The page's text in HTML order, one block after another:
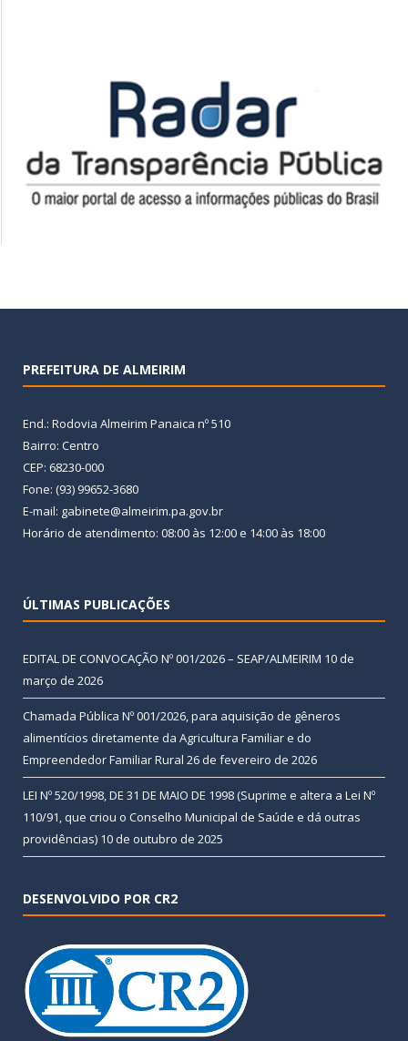
PREFEITURA DE ALMEIRIM
End.: Rodovia Almeirim Panaica nº 510
Bairro: Centro
CEP: 68230-000
Fone: (93) 99652-3680
E-mail: gabinete@almeirim.pa.gov.br
Horário de atendimento: 08:00 às 12:00 e 14:00 às 18:00
ÚLTIMAS PUBLICAÇÕES
EDITAL DE CONVOCAÇÃO Nº 001/2026 – SEAP/ALMEIRIM 10 de
março de 2026
Chamada Pública Nº 001/2026, para aquisição de gêneros
alimentícios diretamente da Agricultura Familiar e do
Empreendedor Familiar Rural 26 de fevereiro de 2026
LEI Nº 520/1998, DE 31 DE MAIO DE 1998 (Suprime e altera a Lei Nº
110/91, que criou o Conselho Municipal de Saúde e dá outras
providências) 10 de outubro de 2025
DESENVOLVIDO POR CR2